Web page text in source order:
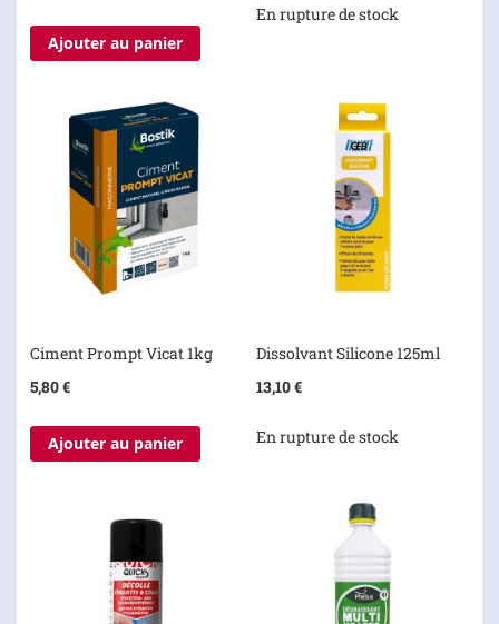
Ajouter au panier
En rupture de stock
Ciment Prompt Vicat 1kg
5,80 €
Ajouter au panier
Dissolvant Silicone 125ml
13,10 €
En rupture de stock